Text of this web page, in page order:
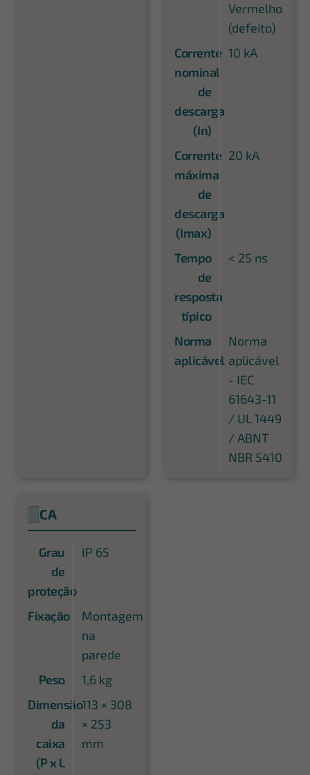
Vermelho
(defeito)
Corrente
nominal
de
descarga
(In)
10 kA
Corrente
máxima
de
descarga
(Imax)
20 kA
Tempo
de
resposta
típico
< 25 ns
Norma
aplicável
Norma
aplicável
- IEC
61643-11
/ UL 1449
/ ABNT
NBR 5410
CA
Grau
de
proteção
IP 65
Fixação
Montagem
na
parede
Peso
1,6 kg
Dimensão
da
caixa
(P x L
113 × 308
× 253
mm